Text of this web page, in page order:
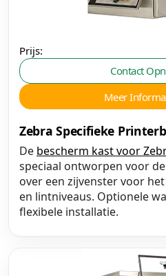
Prijs:
Contact
Meer
Zebra Specifieke
De bescherm kast voor
speciaal ontworpen voor
over een zijvenster voor
en lintniveaus. Optionele
flexibele installatie.